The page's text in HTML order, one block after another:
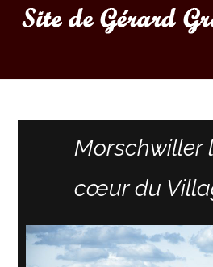
Morschwiller
cœur du